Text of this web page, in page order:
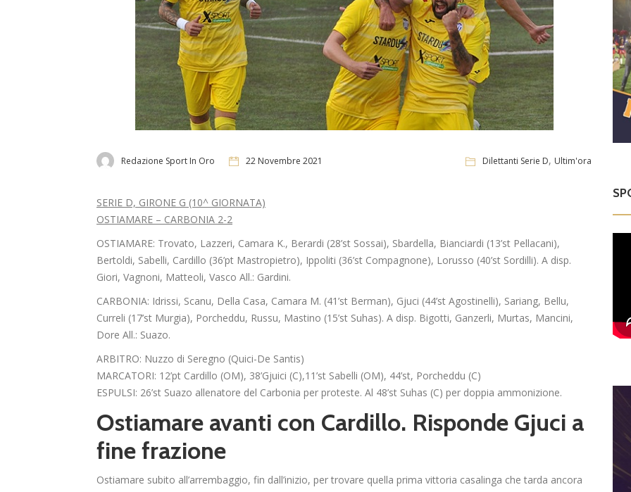
Redazione Sport In Oro 22 Novembre 2021 Dilettanti Serie D, Ultim'ora
SERIE D, GIRONE G (10^ GIORNATA)
OSTIAMARE – CARBONIA 2-2
OSTIAMARE: Trovato, Lazzeri, Camara K., Berardi (28’st Sossai), Sbardella, Bianciardi (13’st Pellacani),
Bertoldi, Sabelli, Cardillo (36’pt Mastropietro), Ippoliti (36’st Compagnone), Lorusso (40’st Sordilli). A disp.
Giori, Vagnoni, Matteoli, Vasco All.: Gardini.
CARBONIA: Idrissi, Scanu, Della Casa, Camara M. (41’st Berman), Gjuci (44’st Agostinelli), Sariang, Bellu,
Curreli (17’st Murgia), Porcheddu, Russu, Mastino (15’st Suhas). A disp. Bigotti, Ganzerli, Murtas, Mancini,
Dore All.: Suazo.
ARBITRO: Nuzzo di Seregno (Quici-De Santis)
MARCATORI: 12’pt Cardillo (OM), 38’Gjuici (C),11’st Sabelli (OM), 44’st, Porcheddu (C)
ESPULSI: 26’st Suazo allenatore del Carbonia per proteste. Al 48’st Suhas (C) per doppia ammonizione.
Ostiamare avanti con Cardillo. Risponde Gjuci a
fine frazione
Ostiamare subito all’arrembaggio, fin dall’inizio, per trovare quella prima vittoria casalinga che tarda ancora